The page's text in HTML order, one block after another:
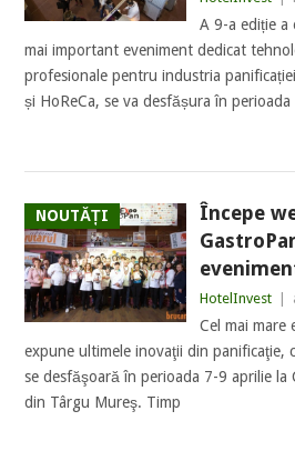
A 9-a ediție a
mai important eveniment dedicat
profesionale pentru industria
și HoReCa, se va desfășura în
NOUTĂȚI
Începe
HotelInvest
Cel mai mare
expune ultimele inovaţii din panificaţie,
se desfăşoară în perioada 7-9 aprilie la
din Târgu Mureş. Timp